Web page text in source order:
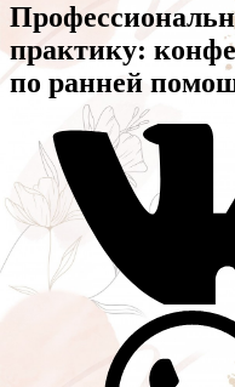
практику:
по ранней